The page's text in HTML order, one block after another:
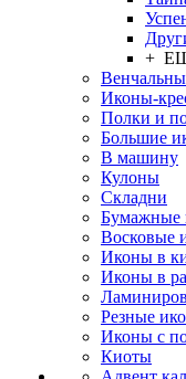
+
Иконы-
Полки и
Большие
В машину
Кулоны
Складни
Бумажные
Восковые
Иконы в
Иконы в
Резные
Иконы с
Киоты